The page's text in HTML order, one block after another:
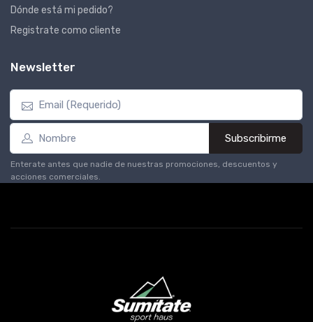
Dónde está mi pedido?
Registrate como cliente
Newsletter
Subscribirme
Enterate antes que nadie de nuestras promociones, descuentos y
acciones comerciales.